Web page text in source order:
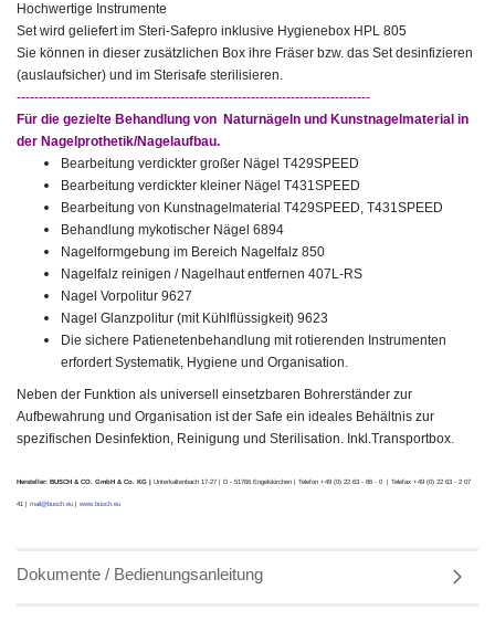
Hochwertige Instrumente
Set wird geliefert im Steri-Safepro inklusive Hygienebox HPL 805
Sie können in dieser zusätzlichen Box ihre Fräser bzw. das Set desinfizieren
(auslaufsicher) und im Sterisafe sterilisieren.
--------------------------------------------------------------------------------
Für die gezielte Behandlung von Naturnägeln und Kunstnagelmaterial in
der Nagelprothetik/Nagelaufbau.
Bearbeitung verdickter großer Nägel T429SPEED
Bearbeitung verdickter kleiner Nägel T431SPEED
Bearbeitung von Kunstnagelmaterial T429SPEED, T431SPEED
Behandlung mykotischer Nägel 6894
Nagelformgebung im Bereich Nagelfalz 850
Nagelfalz reinigen / Nagelhaut entfernen 407L-RS
Nagel Vorpolitur 9627
Nagel Glanzpolitur (mit Kühlflüssigkeit) 9623
Die sichere Patienetenbehandlung mit rotierenden Instrumenten
erfordert Systematik, Hygiene und Organisation.
Neben der Funktion als universell einsetzbaren Bohrerständer zur
Aufbewahrung und Organisation ist der Safe ein ideales Behältnis zur
spezifischen Desinfektion, Reinigung und Sterilisation. Inkl.Transportbox.
Hersteller: BUSCH & CO. GmbH & Co. KG | Unterkaltenbach 17-27 | D - 51766 Engelskirchen | Telefon +49 (0) 22 63 - 86 - 0 | Telefax +49 (0) 22 63 - 2 07
41 | mail@busch.eu | www.busch.eu
Dokumente / Bedienungsanleitung